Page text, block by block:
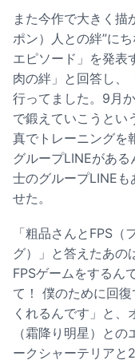
また今作で大きく描
ポン）人との絆”に
エピソード」を発表
肉の絆」と回答し、
行ってました。9月
で鍛えていこうとい
真でトレーニングを
グループLINEがあ
士のグループLINE
せた。
「粗品さんとFPS
グ）」と答えたあの
FPSゲームをするん
て！ 僕のために回
くれるんです」と、
（霜降り明星）と
ークシャーテリアと